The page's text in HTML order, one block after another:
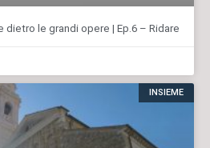
dietro le grandi opere | Ep.6 – Ridare
INSIEME